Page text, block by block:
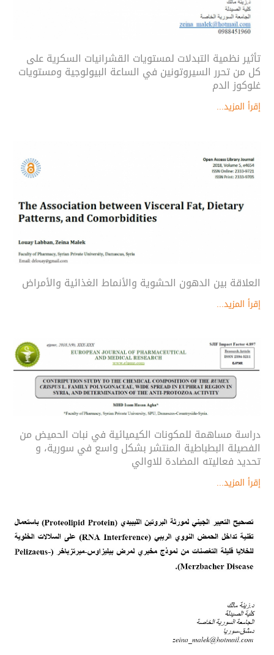
تأثیر نظمیة التبدلات لمستویات القشرانیات السكریة على
كل من تحرر السیروتونین في الساعة البیولوجیة ومستویات
غلوكوز الدم
إقرأ المزيد...
العلاقة بين الدهون الحشوية والأنماط الغذائية والأمراض
إقرأ المزيد...
دراسة مساهمة للمكونات الكيميائية في نبات الحميض من
الفصيلة البطباطية المنتشر بشكل واسع في سورية، و
تحديد فعاليته المضادة للاوالي
إقرأ المزيد...